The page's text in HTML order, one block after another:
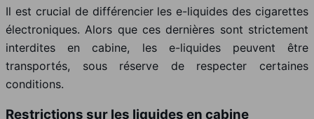
Il est crucial de différencier les e-liquides des cigarettes
électroniques. Alors que ces dernières sont strictement
interdites en cabine, les e-liquides peuvent être
transportés, sous réserve de respecter certaines
conditions.
Restrictions sur les liquides en cabine